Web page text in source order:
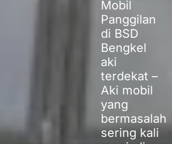
Mobil
Panggilan
di BSD
Bengkel
aki
terdekat –
Aki mobil
yang
bermasalah
sering kali